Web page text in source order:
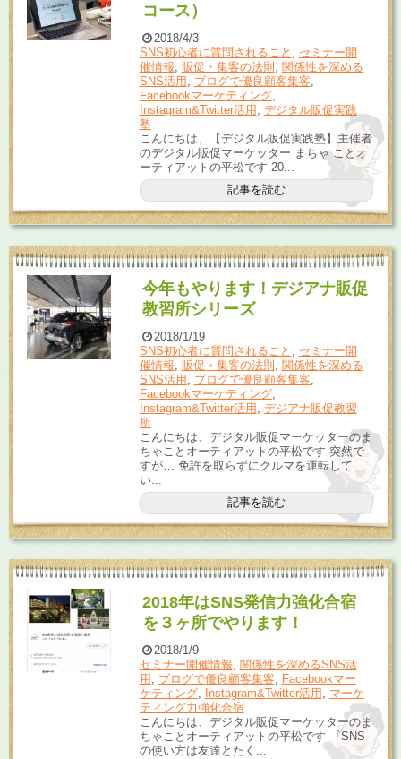
コース）
2018/4/3
SNS初心者に質問されること
セミナー開
催情報
販促・集客の法則
関係性を深める
SNS活用
ブログで優良顧客集客
Facebookマーケティング,
Instagram&Twitter活用
デジタル販促実践
塾
こんにちは、【デジタル販促実践塾】主催者
のデジタル販促マーケッター まちゃ ことオ
ーティアットの平松です 20...
記事を読む
今年もやります！デジアナ販促
教習所シリーズ
2018/1/19
SNS初心者に質問されること , セミナー開
催情報, 販促・集客の法則 , 関係性を深める
SNS活用 , ブログで優良顧客集客,
Facebookマーケティング,
Instagram&Twitter活用 , デジアナ販促教習
所
こんにちは、デジタル販促マーケッターのま
ちゃことオーティアットの平松です 突然で
すが… 免許を取らずにクルマを運転して
い...
記事を読む
2018年はSNS発信力強化合宿
を３ヶ所でやります！
2018/1/9
セミナー開催情報, 関係性を深めるSNS活
用 , ブログで優良顧客集客, Facebookマー
ケティング, Instagram&Twitter活用 , マーケ
ティング力強化合宿
こんにちは、デジタル販促マーケッターのま
ちゃことオーティアットの平松です 『SNS
の使い方は友達とたく...